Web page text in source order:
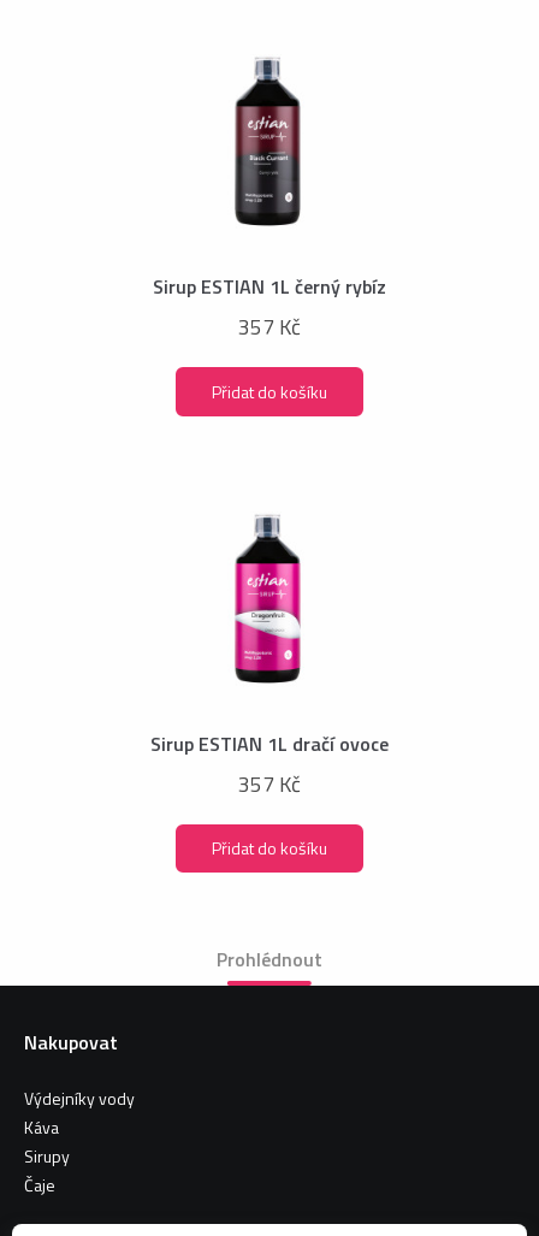
Sirup ESTIAN 1L černý rybíz
357 Kč
Přidat do košíku
Sirup ESTIAN 1L dračí ovoce
357 Kč
Přidat do košíku
Prohlédnout
Nakupovat
Výdejníky vody
Káva
Sirupy
Čaje